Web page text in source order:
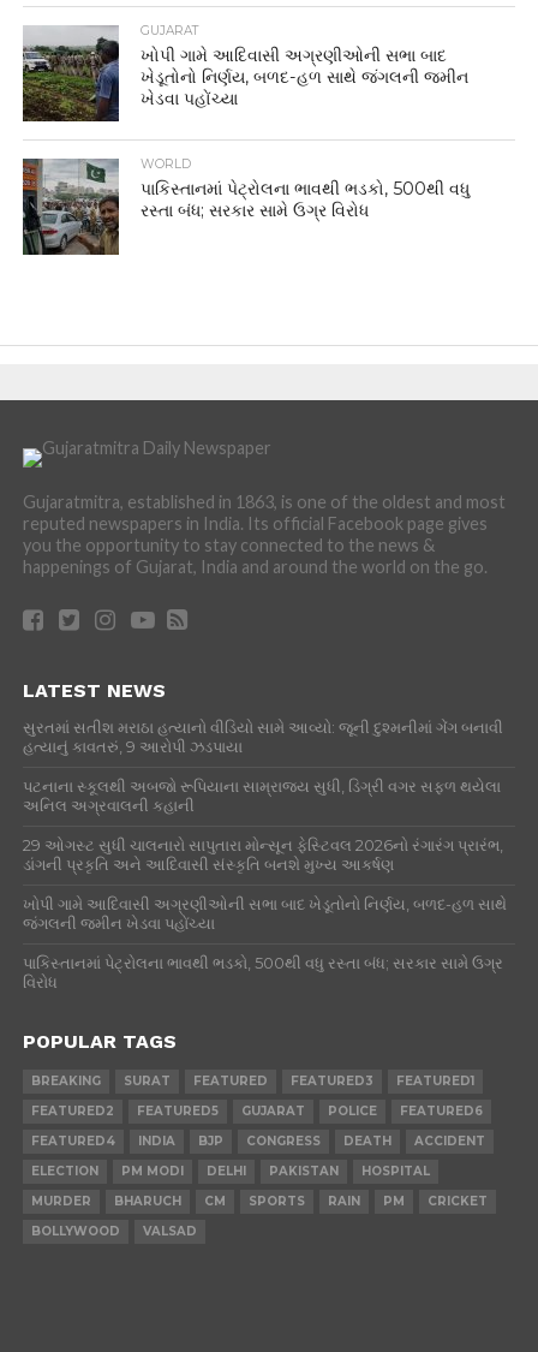
GUJARAT
ખોપી ગામે આદિવાસી અગ્રણીઓની સભા બાદ
ખેડૂતોનો નિર્ણય, બળદ-હળ સાથે જંગલની જમીન
ખેડવા પહોંચ્યા
WORLD
પાકિસ્તાનમાં પેટ્રોલના ભાવથી ભડકો, 500થી વધુ
રસ્તા બંધ; સરકાર સામે ઉગ્ર વિરોધ
Gujaratmitra, established in 1863, is one of the oldest and most
reputed newspapers in India. Its official Facebook page gives
you the opportunity to stay connected to the news &
happenings of Gujarat, India and around the world on the go.
LATEST NEWS
સુરતમાં સતીશ મરાઠા હત્યાનો વીડિયો સામે આવ્યો: જૂની દુશ્મનીમાં ગેંગ બનાવી
હત્યાનું કાવતરું, 9 આરોપી ઝડપાયા
પટનાના સ્કૂલથી અબજો રૂપિયાના સામ્રાજ્ય સુધી, ડિગ્રી વગર સફળ થયેલા
અનિલ અગ્રવાલની કહાની
29 ઓગસ્ટ સુધી ચાલનારો સાપુતારા મોન્સૂન ફેસ્ટિવલ 2026નો રંગારંગ પ્રારંભ,
ડાંગની પ્રકૃતિ અને આદિવાસી સંસ્કૃતિ બનશે મુખ્ય આકર્ષણ
ખોપી ગામે આદિવાસી અગ્રણીઓની સભા બાદ ખેડૂતોનો નિર્ણય, બળદ-હળ સાથે
જંગલની જમીન ખેડવા પહોંચ્યા
પાકિસ્તાનમાં પેટ્રોલના ભાવથી ભડકો, 500થી વધુ રસ્તા બંધ; સરકાર સામે ઉગ્ર
વિરોધ
POPULAR TAGS
BREAKING SURAT FEATURED FEATURED3
FEATURED1
FEATURED2
FEATURED5 GUJARAT POLICE
FEATURED6
FEATURED4
INDIA BJP CONGRESS DEATH
ACCIDENT
ELECTION
PM MODI DELHI PAKISTAN
HOSPITAL
MURDER
BHARUCH CM SPORTS RAIN PM
CRICKET
BOLLYWOOD
VALSAD